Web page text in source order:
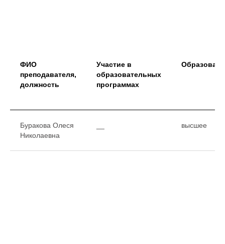
ФИО
преподавателя,
должность
Участие в
образовательных
программах
Буракова Олеся
Николаевна
высшее